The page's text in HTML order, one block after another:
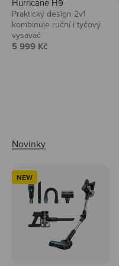
Hurricane H9
Praktický design 2v1
kombinuje ruční i tyčový
vysavač
Prodejní cena
5 999 Kč
NEW